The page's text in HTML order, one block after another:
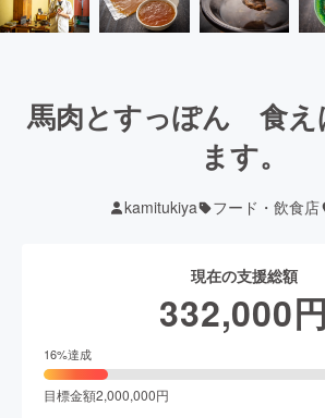
馬肉とすっぽん 食え
ます。
kamitukiya フード・飲食店
現在の支援総額
332,000円
16%達成
目標金額2,000,000円